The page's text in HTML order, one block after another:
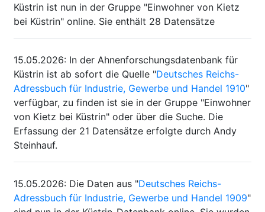
Küstrin ist nun in der Gruppe "Einwohner von Kietz
bei Küstrin" online. Sie enthält 28 Datensätze
15.05.2026: In der Ahnenforschungsdatenbank für
Küstrin ist ab sofort die Quelle "Deutsches Reichs-
Adressbuch für Industrie, Gewerbe und Handel 1910"
verfügbar, zu finden ist sie in der Gruppe "Einwohner
von Kietz bei Küstrin" oder über die Suche. Die
Erfassung der 21 Datensätze erfolgte durch Andy
Steinhauf.
15.05.2026: Die Daten aus "Deutsches Reichs-
Adressbuch für Industrie, Gewerbe und Handel 1909"